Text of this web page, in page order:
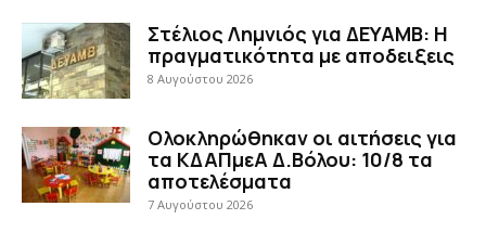
Στέλιος Λημνιός για ΔΕΥΑΜΒ: Η
πραγματικότητα με αποδειξεις
8 Αυγούστου 2026
Ολοκληρώθηκαν οι αιτήσεις για
τα ΚΔΑΠμεΑ Δ.Βόλου: 10/8 τα
αποτελέσματα
7 Αυγούστου 2026